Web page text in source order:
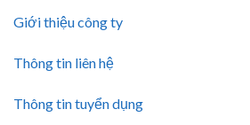
Giới thiệu công ty
Thông tin liên hệ
Thông tin tuyển dụng